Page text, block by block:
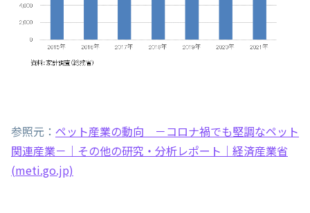
参照元： ペット産業の動向 －コロナ禍でも堅調なペット
関連産業－｜その他の研究・分析レポート｜経済産業省
(meti.go.jp)